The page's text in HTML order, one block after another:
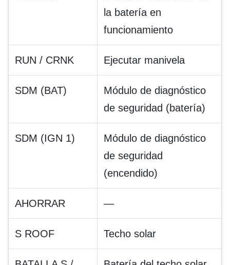
la batería en
funcionamiento
RUN / CRNK Ejecutar manivela
SDM (BAT)
Módulo de diagnóstico
de seguridad (batería)
SDM (IGN 1)
Módulo de diagnóstico
de seguridad
(encendido)
AHORRAR —
S ROOF Techo solar